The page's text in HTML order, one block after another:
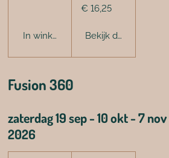
In winkelwagen
€ 16,25
Bekijk details
Fusion 360
zaterdag 19 sep - 10 okt - 7
2026